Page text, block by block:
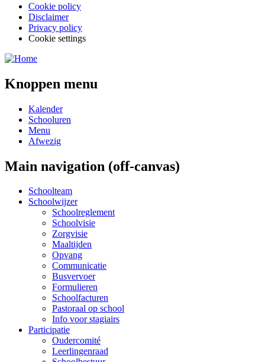
Cookie policy
Disclaimer
Privacy policy
Cookie settings
Knoppen menu
Kalender
Schooluren
Menu
Afwezig
Main navigation (off-canvas)
Schoolteam
Schoolwijzer
Schoolreglement
Schoolvisie
Zorgvisie
Maaltijden
Opvang
Communicatie
Busvervoer
Formulieren
Schoolfacturen
Pastoraal op school
Info voor stagiairs
Participatie
Oudercomité
Leerlingenraad